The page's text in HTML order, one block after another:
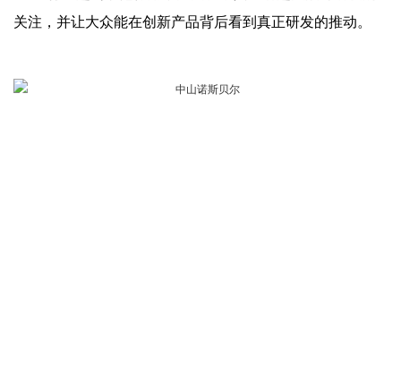
关注，并让大众能在创新产品背后看到真正研发的推动。